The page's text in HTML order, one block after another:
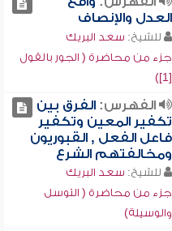
العدل والإنصاف
للشيخ: سعد البريك
جزء من محاضرة ( الجور بالقول
[1])
الفهرس:الفرق بين
تكفير المعين وتكفير
فاعل الفعل , القبوريون
ومخالفتهم الشرع
للشيخ: سعد البريك
جزء من محاضرة ( التوسل
والوسيلة)